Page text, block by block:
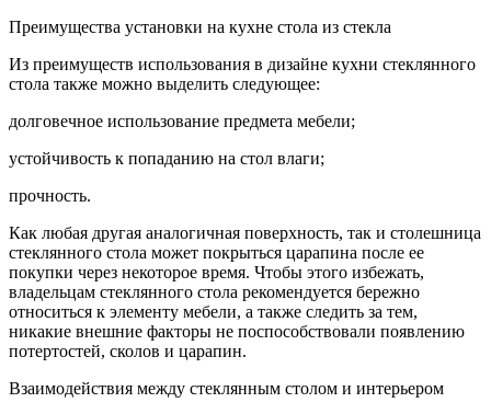
Преимущества установки на кухне стола из стекла
Из преимуществ использования в дизайне кухни стеклянного
стола также можно выделить следующее:
долговечное использование предмета мебели;
устойчивость к попаданию на стол влаги;
прочность.
Как любая другая аналогичная поверхность, так и столешница
стеклянного стола может покрыться царапина после ее
покупки через некоторое время. Чтобы этого избежать,
владельцам стеклянного стола рекомендуется бережно
относиться к элементу мебели, а также следить за тем,
никакие внешние факторы не поспособствовали появлению
потертостей, сколов и царапин.
Взаимодействия между стеклянным столом и интерьером